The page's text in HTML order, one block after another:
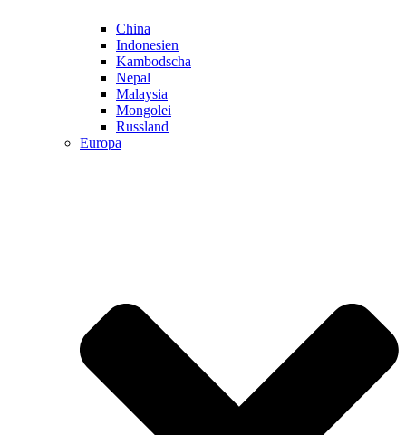
China
Indonesien
Kambodscha
Nepal
Malaysia
Mongolei
Russland
Europa